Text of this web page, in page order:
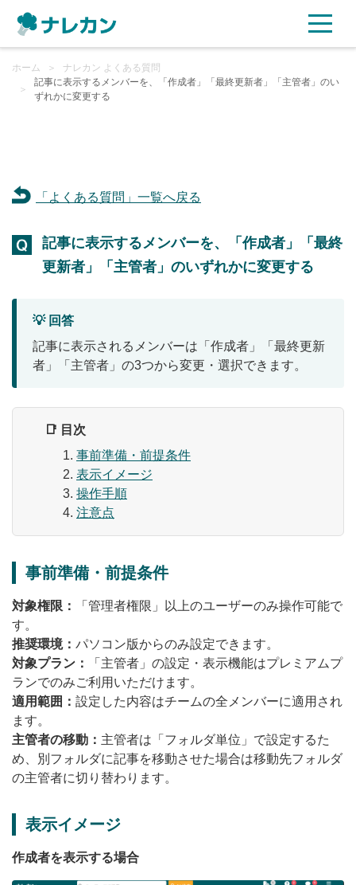
ご利用プラン
セキュリティ
充実サポート
無料トライアル
ホーム ＞
ナレカン よくある質問
＞
記事に表示するメンバーを、「作成者」「最終更新者」「主管者」のい
ずれかに変更する
「よくある質問」一覧へ戻る
記事に表示するメンバーを、「作成者」「最終
更新者」「主管者」のいずれかに変更する
💡 回答
記事に表示されるメンバーは「作成者」「最終更新
者」「主管者」の3つから変更・選択できます。
📑 目次
事前準備・前提条件
表示イメージ
操作手順
注意点
事前準備・前提条件
対象権限：
「管理者権限」以上のユーザーのみ操作可能で
す。
推奨環境： パソコン版からのみ設定できます。
対象プラン：
「主管者」の設定・表示機能はプレミアムプ
ランでのみご利用いただけます。
適用範囲： 設定した内容はチームの全メンバーに適用され
ます。
主管者の移動： 主管者は「フォルダ単位」で設定するた
め、別フォルダに記事を移動させた場合は移動先フォルダ
の主管者に切り替わります。
表示イメージ
作成者を表示する場合